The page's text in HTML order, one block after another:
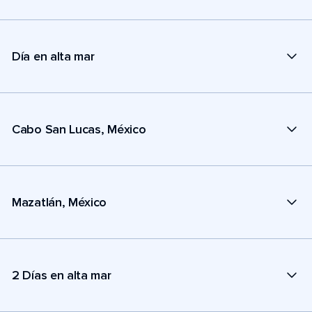
Día en alta mar
Cabo San Lucas, México
Mazatlán, México
2 Días en alta mar